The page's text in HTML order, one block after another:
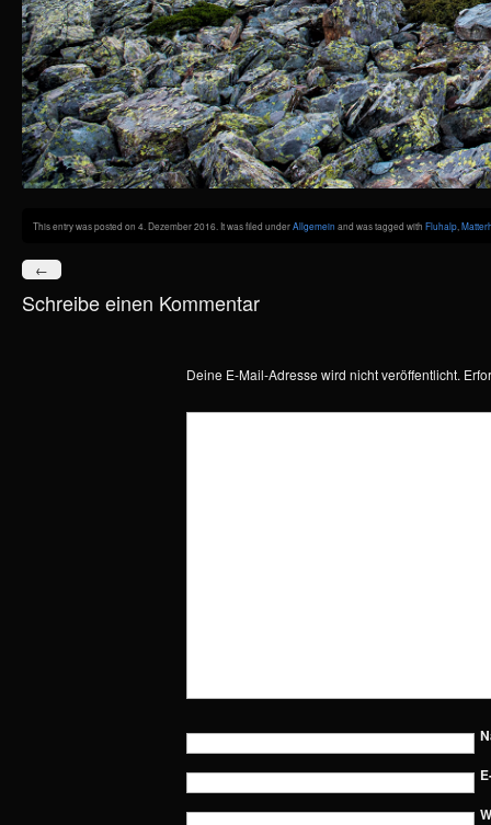
This entry was posted on 4. Dezember 2016. It was filed underAllgemein and was tagged with Fluhalp
←
Schreibe einen Kommentar
Deine E-Mail-Adresse wird nicht veröffentlicht.